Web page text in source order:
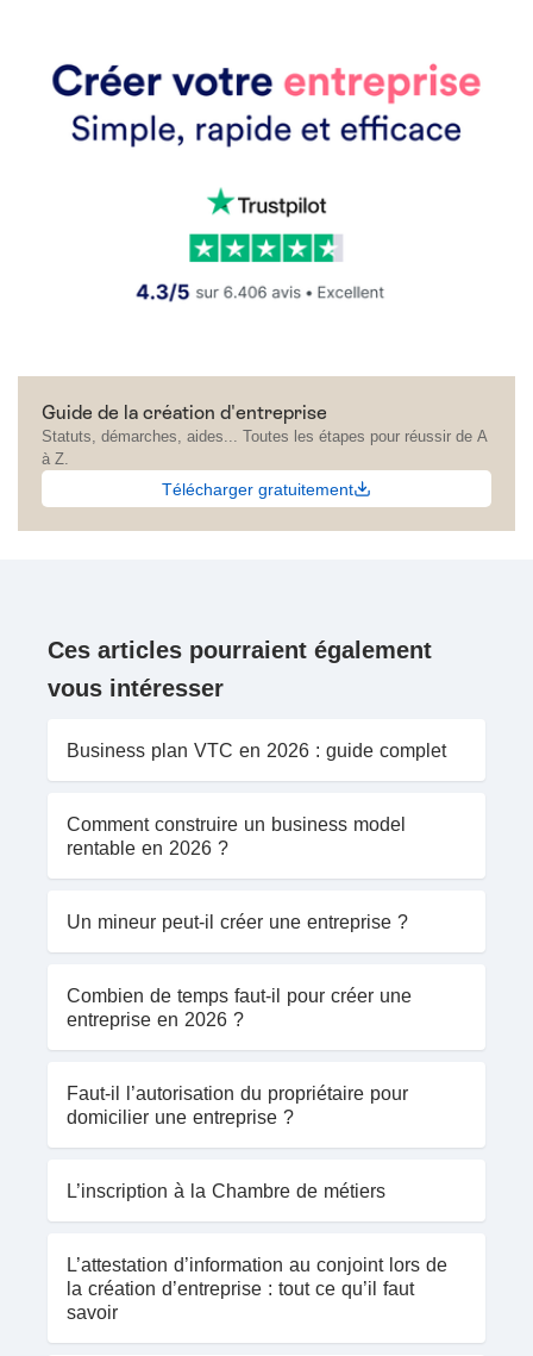
Guide de la création d'entreprise
Statuts, démarches, aides... Toutes les étapes pour réussir de A
à Z.
Télécharger gratuitement
Ces articles pourraient également
vous intéresser
Business plan VTC en 2026 : guide complet
Comment construire un business model
rentable en 2026 ?
Un mineur peut-il créer une entreprise ?
Combien de temps faut-il pour créer une
entreprise en 2026 ?
Faut-il l’autorisation du propriétaire pour
domicilier une entreprise ?
L’inscription à la Chambre de métiers
L’attestation d’information au conjoint lors de
la création d’entreprise : tout ce qu’il faut
savoir